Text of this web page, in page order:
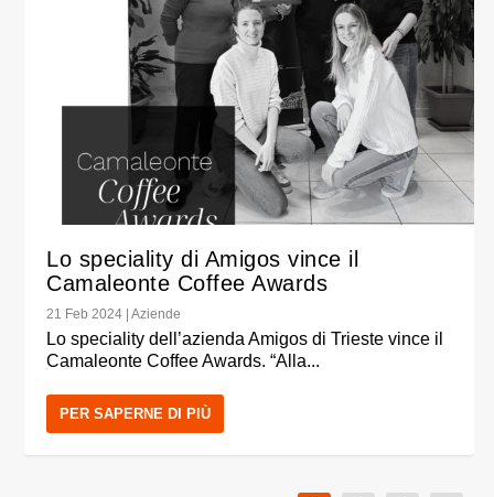
Lo speciality di Amigos vince il
Camaleonte Coffee Awards
21 Feb 2024 |Aziende
Lo speciality dell’azienda Amigos di Trieste vince il
Camaleonte Coffee Awards. “Alla...
PER SAPERNE DI PIÙ